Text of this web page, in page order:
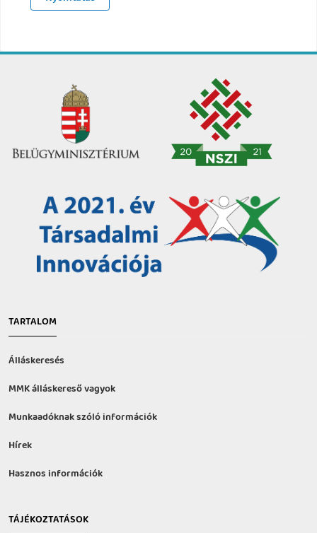
TARTALOM
Álláskeresés
MMK álláskereső vagyok
Munkaadóknak szóló információk
Hírek
Hasznos információk
TÁJÉKOZTATÁSOK